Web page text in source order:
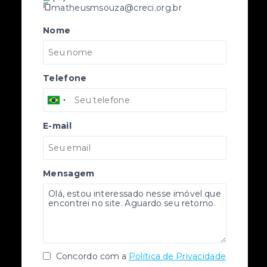
matheusmsouza@creci.org.br
Nome
Telefone
E-mail
Mensagem
Concordo com a Política de Privacidade